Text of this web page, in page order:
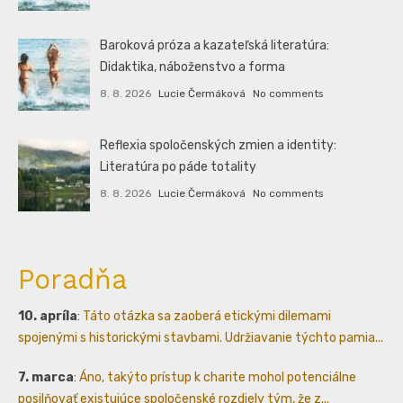
Baroková próza a kazateľská literatúra:
Didaktika, náboženstvo a forma
8. 8. 2026 Lucie Čermáková No comments
Reflexia spoločenských zmien a identity:
Literatúra po páde totality
8. 8. 2026 Lucie Čermáková No comments
Poradňa
10. apríla: Táto otázka sa zaoberá etickými dilemami
spojenými s historickými stavbami. Udržiavanie týchto pamia...
7. marca: Áno, takýto prístup k charite mohol potenciálne
posilňovať existujúce spoločenské rozdiely tým, že z...